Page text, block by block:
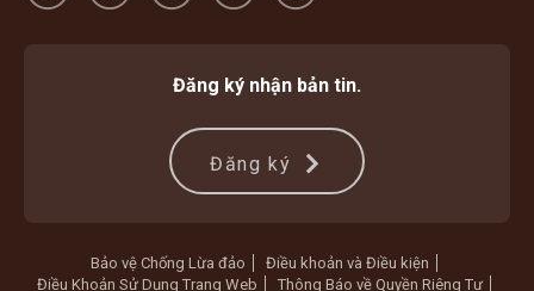
Đăng ký nhận bản tin.
Đăng ký
Bảo vệ Chống Lừa đảo
Điều khoản và Điều kiện
Điều Khoản Sử Dụng Trang Web
Thông Báo về Quyền Riêng Tư